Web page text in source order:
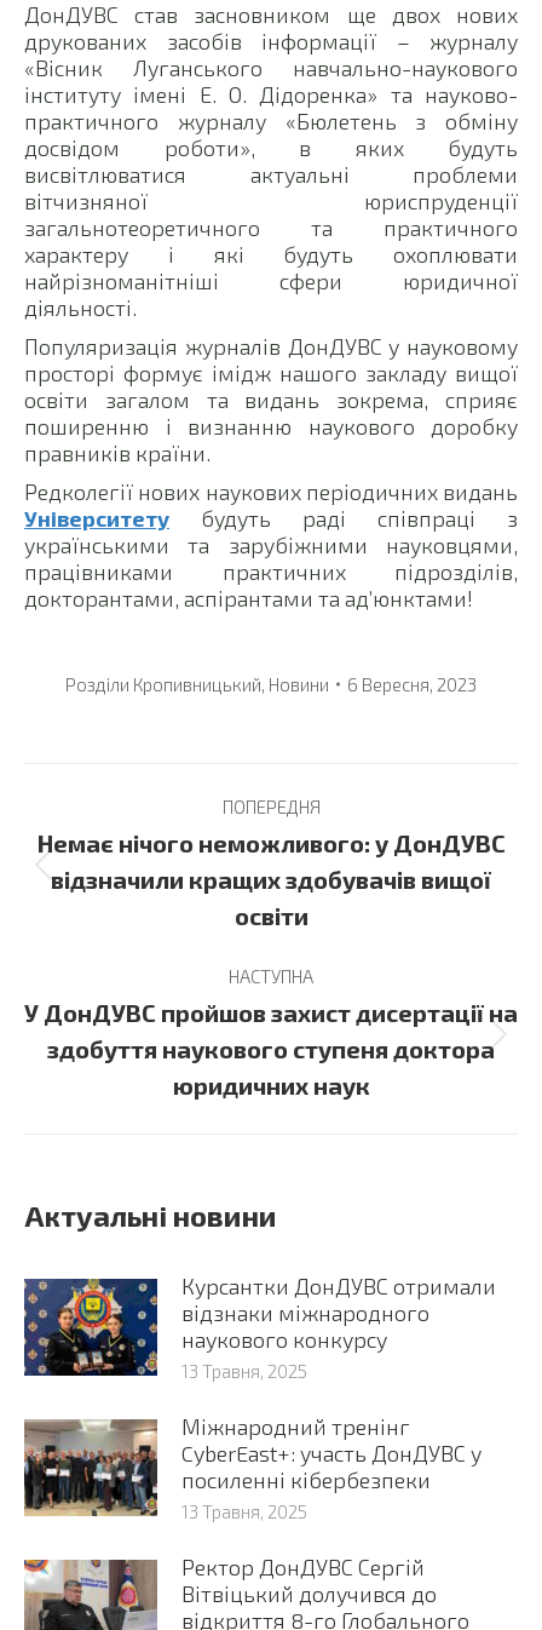
ДонДУВС став засновником ще двох нових
друкованих засобів інформації – журналу
«Вісник Луганського навчально-наукового
інституту імені Е. О. Дідоренка» та науково-
практичного журналу «Бюлетень з обміну
досвідом роботи», в яких будуть
висвітлюватися актуальні проблеми
вітчизняної юриспруденції
загальнотеоретичного та практичного
характеру і які будуть охоплювати
найрізноманітніші сфери юридичної
діяльності.
Популяризація журналів ДонДУВС у науковому
просторі формує імідж нашого закладу вищої
освіти загалом та видань зокрема, сприяє
поширенню і визнанню наукового доробку
правників країни.
Редколегії нових наукових періодичних видань
Університету будуть раді співпраці з
українськими та зарубіжними науковцями,
працівниками практичних підрозділів,
докторантами, аспірантами та ад’юнктами!
Розділи Кропивницький, Новини 6 Вересня, 2023
navigation
ПОПЕРЕДНЯ
Previous
post:
Немає нічого неможливого: у ДонДУВС
відзначили кращих здобувачів вищої
освіти
НАСТУПНА
Next
У ДонДУВС пройшов захист дисертації на
здобуття наукового ступеня доктора
юридичних наук
Актуальні новини
Курсантки ДонДУВС отримали
відзнаки міжнародного
наукового конкурсу
13 Травня, 2025
Міжнародний тренінг
CyberEast+: участь ДонДУВС у
посиленні кібербезпеки
13 Травня, 2025
Ректор ДонДУВС Сергій
Вітвіцький долучився до
відкриття 8-го Глобального